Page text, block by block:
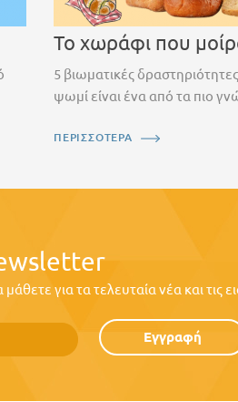
Το χωράφι που
5 βιωματικές
ψωμί είναι ένα από τα πιο
ΠΕΡΙΣΣΟΤΕΡΑ
για τα τελευταία νέα και τις
Εγγραφή